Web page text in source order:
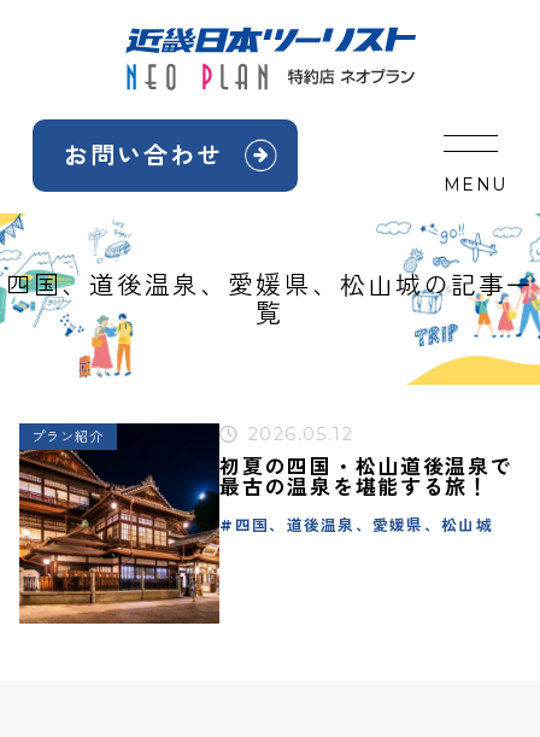
お問い合わせ
MENU
四国、道後温泉、愛媛県、松山城の記事一
覧
プラン紹介 2026.05.12
初夏の四国・松山道後温泉で
最古の温泉を堪能する旅！
四国、道後温泉、愛媛県、松山城